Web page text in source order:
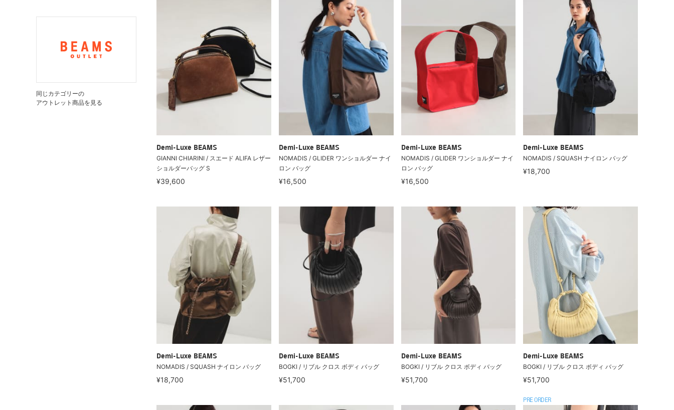
同じカテゴリーの
アウトレット商品を見る
Demi-Luxe BEAMS
GIANNI CHIARINI / スエード ALIFA レザー
ショルダーバッグ S
¥39,600
Demi-Luxe BEAMS
NOMADIS / GLIDER ワンショルダー ナイ
ロン バッグ
¥16,500
Demi-Luxe BEAMS
NOMADIS / GLIDER ワンショルダー ナイ
ロン バッグ
¥16,500
Demi-Luxe BEAMS
NOMADIS / SQUASH ナイロン バッグ
¥18,700
Demi-Luxe BEAMS
NOMADIS / SQUASH ナイロン バッグ
¥18,700
Demi-Luxe BEAMS
BOGKI / リブル クロス ボディ バッグ
¥51,700
Demi-Luxe BEAMS
BOGKI / リブル クロス ボディ バッグ
¥51,700
Demi-Luxe BEAMS
BOGKI / リブル クロス ボディ バッグ
¥51,700
PRE ORDER